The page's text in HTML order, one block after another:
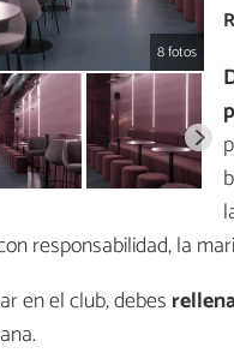
8 fotos
responsabilidad, la
en el club, debes